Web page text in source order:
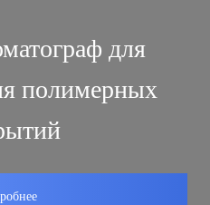
для
полимерных